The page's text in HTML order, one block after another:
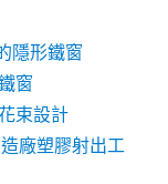
隱形鐵窗
窗
束設計
廠塑膠射出工